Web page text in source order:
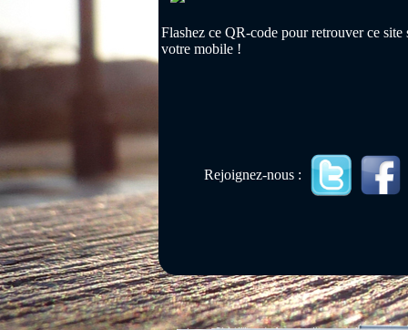
Flashez ce QR-code pour retrouver ce site
votre mobile !
Rejoignez-nous :